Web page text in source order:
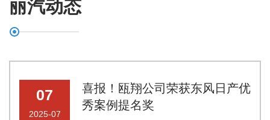
丽汽动态
喜报！瓯翔公司荣获东风日产优
秀案例提名奖
07
2025-07